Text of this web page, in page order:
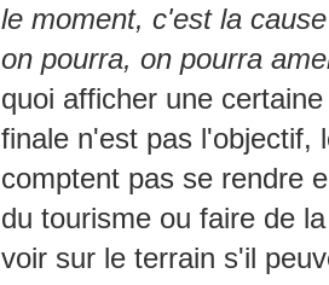
le moment, c'est la
on pourra, on pourra
quoi afficher une
finale n'est pas l'objectif,
comptent pas se rendre
du tourisme ou faire de
voir sur le terrain s'il
La Martinique:
intégrer la
La Martinique entre
CARICOM, un tournant
Caraïbe.
La Martinique
révolution diplomatique
La Martinique est